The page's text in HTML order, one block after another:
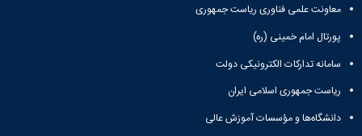
معاونت علمی فناوری ریاست جمهوری
پورتال امام خمینی (ره)
سامانه تدارکات الکترونیکی دولت
ریاست جمهوری اسلامی ایران
دانشگاه‌ها و مؤسسات آموزش عالی